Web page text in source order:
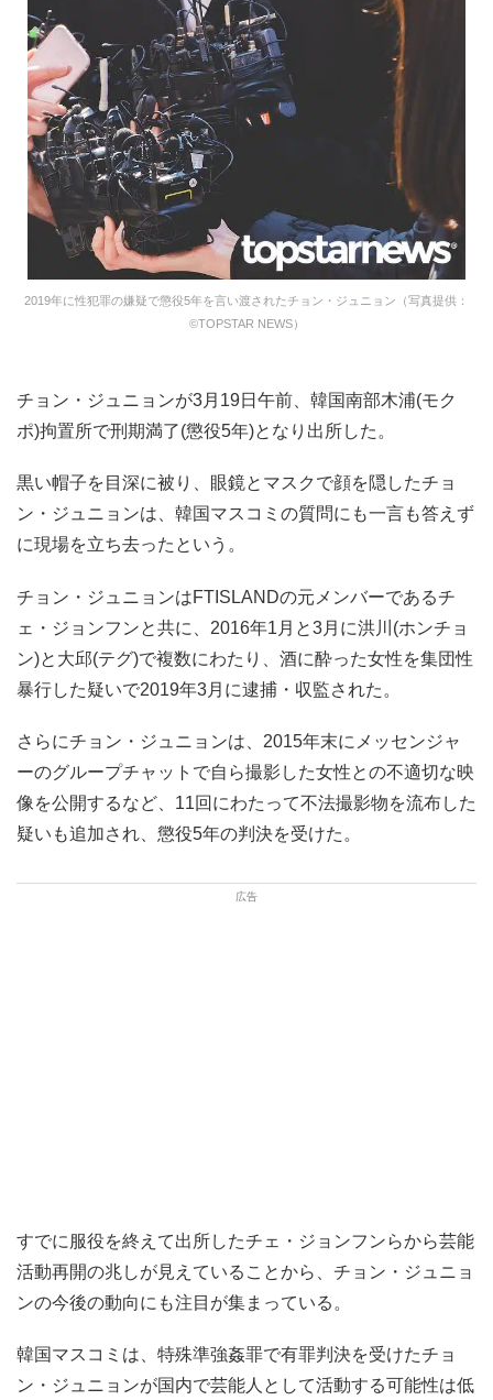
2019年に性犯罪の嫌疑で懲役5年を言い渡されたチョン・ジュニョン（写真提供：
©TOPSTAR NEWS）
チョン・ジュニョンが3月19日午前、韓国南部木浦(モク
ポ)拘置所で刑期満了(懲役5年)となり出所した。
黒い帽子を目深に被り、眼鏡とマスクで顔を隠したチョ
ン・ジュニョンは、韓国マスコミの質問にも一言も答えず
に現場を立ち去ったという。
チョン・ジュニョンはFTISLANDの元メンバーであるチ
ェ・ジョンフンと共に、2016年1月と3月に洪川(ホンチョ
ン)と大邱(テグ)で複数にわたり、酒に酔った女性を集団性
暴行した疑いで2019年3月に逮捕・収監された。
さらにチョン・ジュニョンは、2015年末にメッセンジャ
ーのグループチャットで自ら撮影した女性との不適切な映
像を公開するなど、11回にわたって不法撮影物を流布した
疑いも追加され、懲役5年の判決を受けた。
すでに服役を終えて出所したチェ・ジョンフンらから芸能
活動再開の兆しが見えていることから、チョン・ジュニョ
ンの今後の動向にも注目が集まっている。
韓国マスコミは、特殊準強姦罪で有罪判決を受けたチョ
ン・ジュニョンが国内で芸能人として活動する可能性は低